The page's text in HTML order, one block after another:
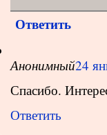
Ответить
Анонимный24
Спасибо.
Ответить